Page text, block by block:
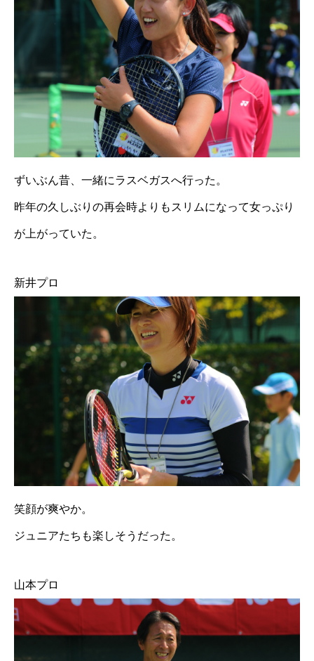
ずいぶん昔、一緒にラスベガスへ行った。
昨年の久しぶりの再会時よりもスリムになって女っぷり
が上がっていた。
新井プロ
笑顔が爽やか。
ジュニアたちも楽しそうだった。
山本プロ